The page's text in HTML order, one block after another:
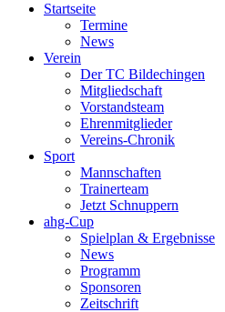
Startseite
Termine
News
Verein
Der TC Bildechingen
Mitgliedschaft
Vorstandsteam
Ehrenmitglieder
Vereins-Chronik
Sport
Mannschaften
Trainerteam
Jetzt Schnuppern
ahg-Cup
Spielplan & Ergebnisse
News
Programm
Sponsoren
Zeitschrift